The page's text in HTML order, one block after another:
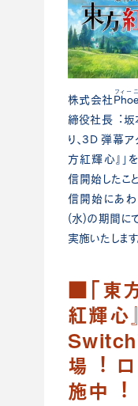
株式会社
フィー
締役社⻑︓坂
り、3D 弾幕ア
⽅紅輝⼼』」
信開始したこ
信開始にあ
(⽔)の期間に
実施いたします
■「東
紅輝⼼
場︕ ロ
施中︕